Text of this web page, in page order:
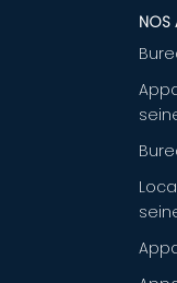
NOS